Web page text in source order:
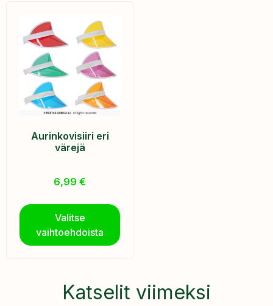
Aurinkovisiiri eri
värejä
6,99 €
Valitse
vaihtoehdoista
Katselit viimeksi